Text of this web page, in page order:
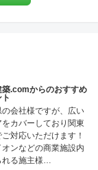
築.comからのおすすめ
の会社様ですが、広い
をカバーしており関東
対応いただけます！
オンなどの商業施設内
れる施主様…